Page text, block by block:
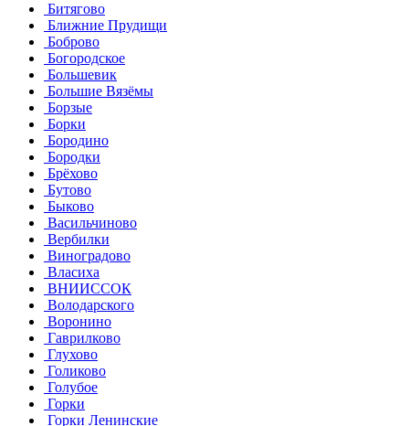
Битягово
Ближние Прудищи
Боброво
Богородское
Большевик
Большие Вязёмы
Борзые
Борки
Бородино
Бородки
Брёхово
Бутово
Быково
Васильчиново
Вербилки
Виноградово
Власиха
ВНИИССОК
Володарского
Воронино
Гаврилково
Глухово
Голиково
Голубое
Горки
Горки Ленинские